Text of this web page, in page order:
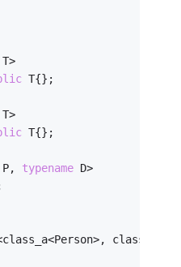
T>
T{};
T>
T{};
P, typename D>
class_a<Person>,